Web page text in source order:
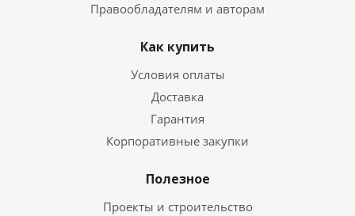
Правообладателям и авторам
Как купить
Условия оплаты
Доставка
Гарантия
Корпоративные закупки
Полезное
Проекты и строительство